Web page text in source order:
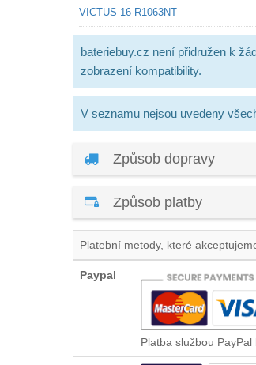
VICTUS 16-R1063NT
bateriebuy.cz není přidružen k
zobrazení kompatibility.
V seznamu nejsou uvedeny
Způsob dopravy
Způsob platby
Platební metody, které
Paypal
Platba službou